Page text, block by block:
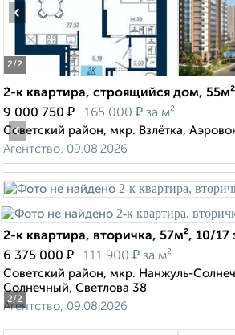
2/2
‹
2-к квартира, строящийся дом,
9 000 750 ₽ 165 000 ₽ за м²
Советский район, мкр. Взлётка,
Агентство, 09.08.2026
2/2
‹
2-к квартира, вторичка, 57м², 10/17
6 375 000 ₽ 111 900 ₽ за м²
Советский район, мкр. Нанжуль-
Солнечный, Светлова 38
Агентство, 09.08.2026